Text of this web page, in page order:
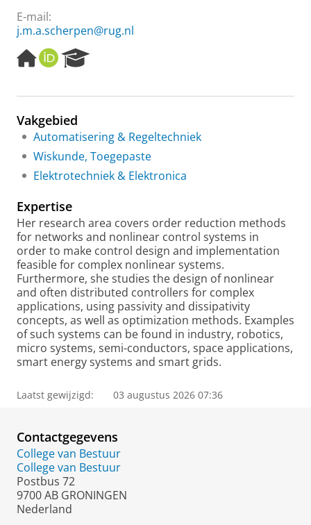
E-mail:
j.m.a.scherpen@rug.nl
H
o
e
a
g
e
O
R
I
e
c
h
o
a
l
Vakgebied
Automatisering & Regeltechniek
Wiskunde, Toegepaste
Elektrotechniek & Elektronica
Expertise
Her research area covers order reduction methods
for networks and nonlinear control systems in
order to make control design and implementation
feasible for complex nonlinear systems.
Furthermore, she studies the design of nonlinear
and often distributed controllers for complex
applications, using passivity and dissipativity
concepts, as well as optimization methods. Examples
of such systems can be found in industry, robotics,
micro systems, semi-conductors, space applications,
smart energy systems and smart grids.
Laatst gewijzigd: 03 augustus 2026 07:36
Contactgegevens
College van Bestuur
College van Bestuur
Postbus 72
9700 AB GRONINGEN
Nederland